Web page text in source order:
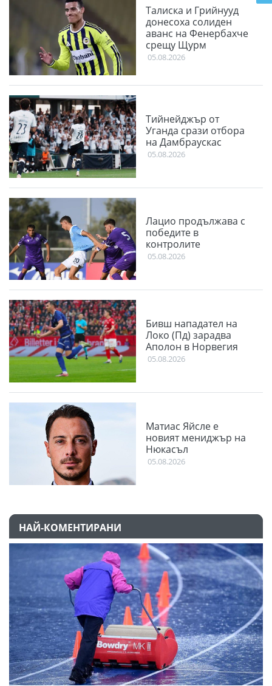
Талиска и Грийнууд
донесоха солиден
аванс на Фенербахче
срещу Щурм
05.08.2026
Тийнейджър от
Уганда срази отбора
на Дамбраускас
05.08.2026
Лацио продължава с
победите в
контролите
05.08.2026
Бивш нападател на
Локо (Пд) зарадва
Аполон в Норвегия
05.08.2026
Матиас Яйсле е
новият мениджър на
Нюкасъл
05.08.2026
НАЙ-КОМЕНТИРАНИ